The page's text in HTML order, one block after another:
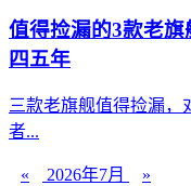
值得捡漏的3款老
四五年
三款老旗舰值得捡漏，
者...
« 2026年7月 »